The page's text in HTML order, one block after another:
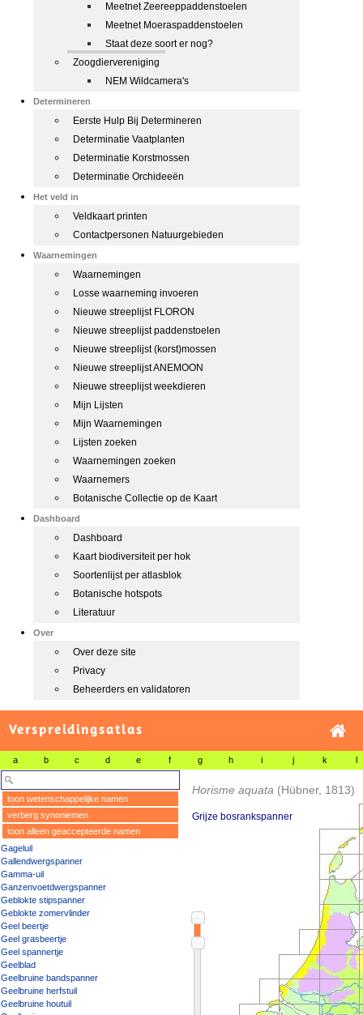
Meetnet Zeereeppaddenstoelen
Meetnet Moeraspaddenstoelen
Staat deze soort er nog?
Zoogdiervereniging
NEM Wildcamera's
Determineren
Eerste Hulp Bij Determineren
Determinatie Vaatplanten
Determinatie Korstmossen
Determinatie Orchideeën
Het veld in
Veldkaart printen
Contactpersonen Natuurgebieden
Waarnemingen
Waarnemingen
Losse waarneming invoeren
Nieuwe streeplijst FLORON
Nieuwe streeplijst paddenstoelen
Nieuwe streeplijst (korst)mossen
Nieuwe streeplijst ANEMOON
Nieuwe streeplijst weekdieren
Mijn Lijsten
Mijn Waarnemingen
Lijsten zoeken
Waarnemingen zoeken
Waarnemers
Botanische Collectie op de Kaart
Dashboard
Dashboard
Kaart biodiversiteit per hok
Soortenlijst per atlasblok
Botanische hotspots
Literatuur
Over
Over deze site
Privacy
Beheerders en validatoren
Verspreidingsatlas
a b c d e f g h i j k l
toon wetenschappelijke namen
verberg synoniemen
toon alleen geaccepteerde namen
Gageluil
Gallendwergspanner
Gamma-uil
Ganzenvoetdwergspanner
Geblokte stipspanner
Geblokte zomervlinder
Geel beertje
Geel grasbeertje
Geel spannertje
Geelblad
Geelbruine bandspanner
Geelbruine herfstuil
Geelbruine houtuil
Horisme aquata (Hübner, 1813)
Grijze bosrankspanner